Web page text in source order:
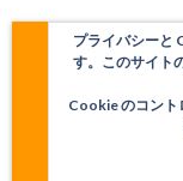
プライバシーと
す。このサイト
Cookie のコント